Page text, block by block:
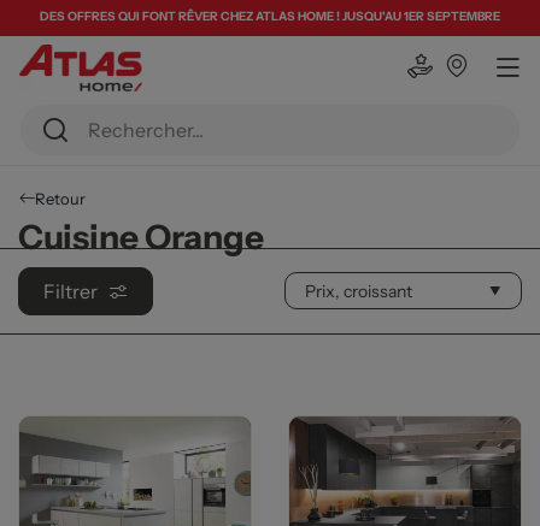
DES OFFRES QUI FONT RÊVER CHEZ ATLAS HOME ! JUSQU'AU 1ER SEPTEMBRE
Retour
Cuisine Orange
Filtrer